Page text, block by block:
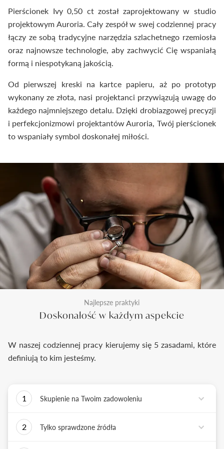
Pierścionek Ivy 0,50 ct został zaprojektowany w studio
projektowym Auroria. Cały zespół w swej codziennej pracy
łączy ze sobą tradycyjne narzędzia szlachetnego rzemiosła
oraz najnowsze technologie, aby zachwycić Cię wspaniałą
formą i niespotykaną jakością.
Od pierwszej kreski na kartce papieru, aż po prototyp
wykonany ze złota, nasi projektanci przywiązują uwagę do
każdego najmniejszego detalu. Dzięki drobiazgowej precyzji
i perfekcjonizmowi projektantów Auroria, Twój pierścionek
to wspaniały symbol doskonałej miłości.
Najlepsze praktyki
Doskonałość w każdym aspekcie
W naszej codziennej pracy kierujemy się 5 zasadami, które
definiują to kim jesteśmy.
1
Skupienie na Twoim zadowoleniu
zadanie - dostarczyć Ci biżuterię i doświadczenie,
2
Tylko sprawdzone źródła